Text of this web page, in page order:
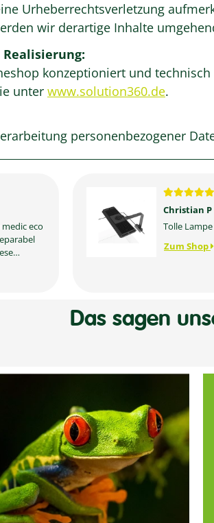
Urheberrechtsverletzung
wir derartige Inhalte
konzeptioniert und
unter www.solution360.de.
personenbezogener
eco
dass mit
dieser
die
dieser
Christian P
Tolle Lampe
Zum Shop
Das sagen